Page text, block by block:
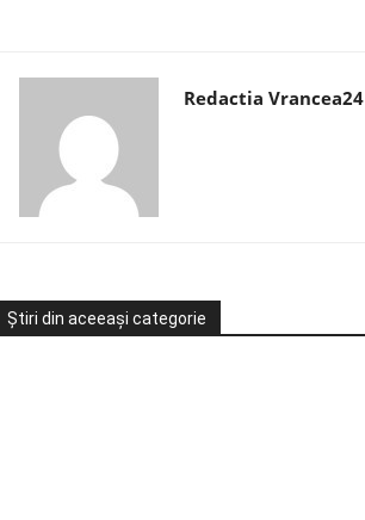
Redactia Vrancea24
Știri din aceeași categorie